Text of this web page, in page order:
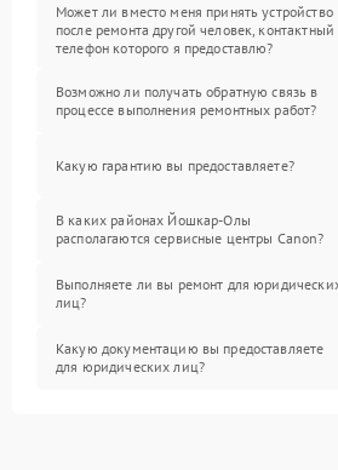
Может ли вместо меня принять устройство
после ремонта другой человек, контактный
телефон которого я предоставлю?
Возможно ли получать обратную связь в
процессе выполнения ремонтных работ?
Какую гарантию вы предоставляете?
В каких районах Йошкар-Олы
располагаются сервисные центры Canon?
Выполняете ли вы ремонт для
лиц?
Какую документацию вы предоставляете
для юридических лиц?